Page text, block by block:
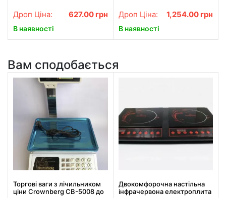
BITEK BT-1214 Білий
Дроп Ціна: 627.00 грн
В наявності
12мп з екраном та нічним
баченням
Дроп Ціна: 1,254.00 грн
В наявності
Вам сподобається
Торгові ваги з лічильником
ціни Crownberg CB-5008 до
Двокомфорочна настільна
інфрачервона електроплита